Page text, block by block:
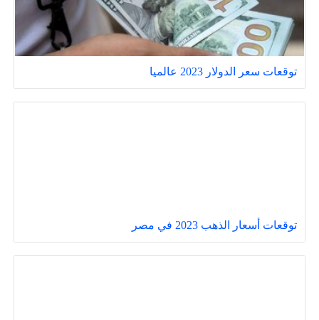
توقعات سعر الدولار 2023 عالميا
توقعات أسعار الذهب 2023 في مصر